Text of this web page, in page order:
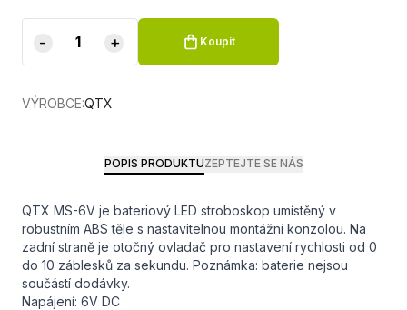
- + Koupit
VÝROBCE:QTX
POPIS PRODUKTUZEPTEJTE SE NÁS
QTX MS-6V je bateriový LED stroboskop umístěný v
robustním ABS těle s nastavitelnou montážní konzolou. Na
zadní straně je otočný ovladač pro nastavení rychlosti od 0
do 10 záblesků za sekundu. Poznámka: baterie nejsou
součástí dodávky.
Napájení: 6V DC